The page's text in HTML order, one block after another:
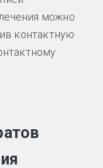
можно
контактную